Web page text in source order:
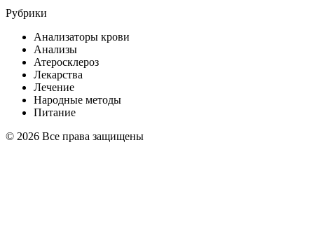
Рубрики
Анализаторы крови
Анализы
Атеросклероз
Лекарства
Лечение
Народные методы
Питание
© 2026 Все права защищены